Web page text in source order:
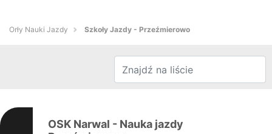
Orły Nauki Jazdy Szkoły Jazdy - Przeźmierowo
OSK Narwal - Nauka jazdy